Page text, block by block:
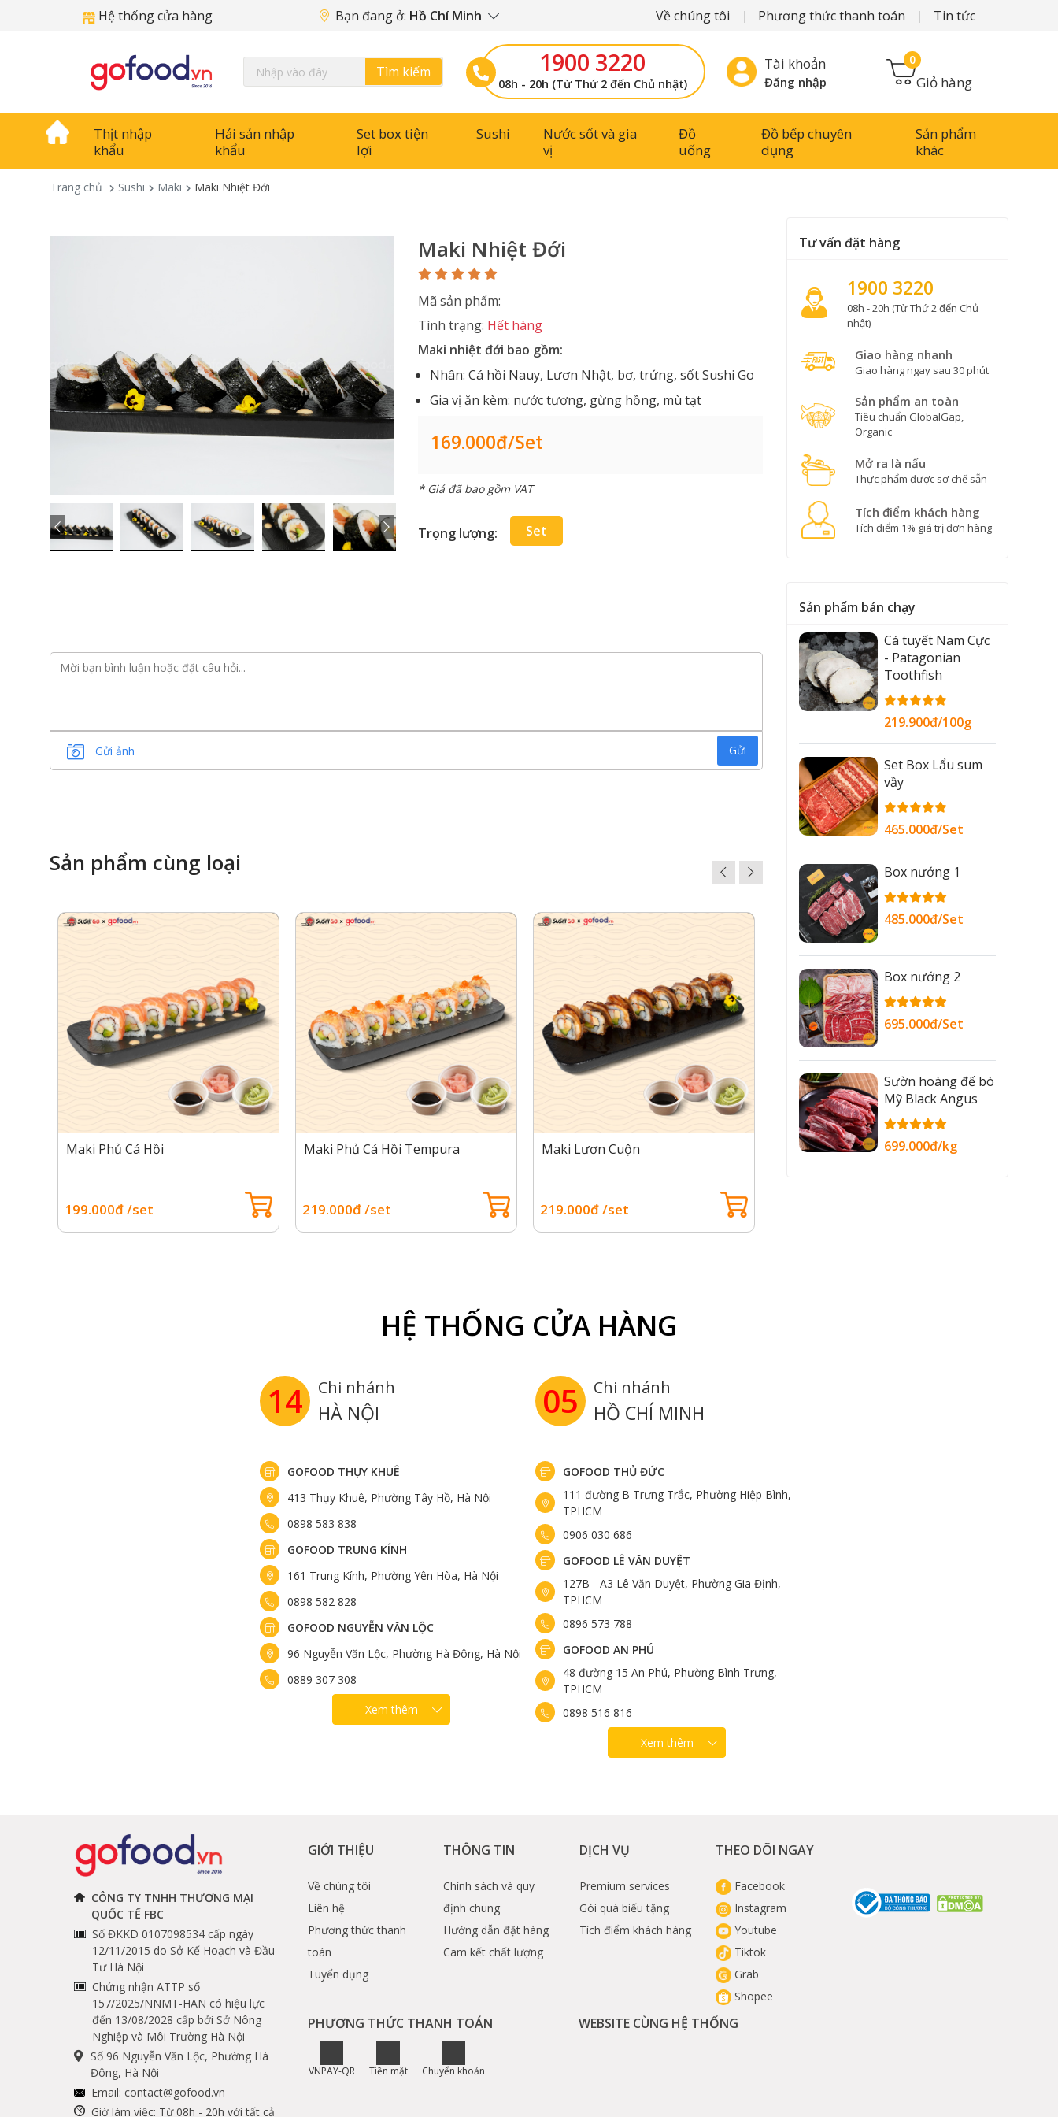
Hệ thống cửa hàng Bạn đang ở: Hồ Chí Minh Về chúng tôi Phương thức thanh toán Tin tức
Tìm kiếm 1900 3220
08h - 20h (Từ Thứ 2 đến Chủ nhật)
Tài khoản
Đăng nhập Giỏ hàng
0
Thịt nhập
khẩu
Hải sản nhập
khẩu
Set box tiện
lợi
Sushi
Nước sốt và gia
vị
Đồ
uống
Đồ bếp chuyên
dụng
Sản phẩm
khác
Trang chủ Sushi Maki Maki Nhiệt Đới
Maki Nhiệt Đới
Mã sản phẩm:
Tình trạng: Hết hàng
Maki nhiệt đới bao gồm:
Nhân: Cá hồi Nauy, Lươn Nhật, bơ, trứng, sốt Sushi Go
Gia vị ăn kèm: nước tương, gừng hồng, mù tạt
169.000đ/set
* Giá đã bao gồm VAT
Trọng lượng: Set
Gửi ảnh Gửi
Sản phẩm cùng loại
Maki Phủ Cá Hồi
199.000đ /set
Maki Phủ Cá Hồi Tempura
219.000đ /set
Maki Lươn Cuộn
219.000đ /set
Maki Ngũ Sắc
Tư vấn đặt hàng
1900 3220
08h - 20h (Từ Thứ 2 đến Chủ
nhật)
Giao hàng nhanh
Giao hàng ngay sau 30 phút
Sản phẩm an toàn
Tiêu chuẩn GlobalGap,
Organic
Mở ra là nấu
Thực phẩm được sơ chế sẵn
Tích điểm khách hàng
Tích điểm 1% giá trị đơn hàng
Sản phẩm bán chạy
Cá tuyết Nam Cực
- Patagonian
Toothfish
219.900đ/100g
Set Box Lẩu sum
vầy
465.000đ/Set
Box nướng 1
485.000đ/Set
Box nướng 2
695.000đ/Set
Sườn hoàng đế bò
Mỹ Black Angus
699.000đ/kg
HỆ THỐNG CỬA HÀNG
14 Chi nhánh
HÀ NỘI
GOFOOD THỤY KHUÊ
413 Thụy Khuê, Phường Tây Hồ, Hà Nội
0898 583 838
GOFOOD TRUNG KÍNH
161 Trung Kính, Phường Yên Hòa, Hà Nội
0898 582 828
GOFOOD NGUYỄN VĂN LỘC
96 Nguyễn Văn Lộc, Phường Hà Đông, Hà Nội
0889 307 308
Xem thêm
05 Chi nhánh
HỒ CHÍ MINH
GOFOOD THỦ ĐỨC
111 đường B Trưng Trắc, Phường Hiệp Bình,
TPHCM
0906 030 686
GOFOOD LÊ VĂN DUYỆT
127B - A3 Lê Văn Duyệt, Phường Gia Định,
TPHCM
0896 573 788
GOFOOD AN PHÚ
48 đường 15 An Phú, Phường Bình Trưng,
TPHCM
0898 516 816
Xem thêm
CÔNG TY TNHH THƯƠNG MẠI
QUỐC TẾ FBC
Số ĐKKD 0107098534 cấp ngày
12/11/2015 do Sở Kế Hoạch và Đầu
Tư Hà Nội
Chứng nhận ATTP số
157/2025/NNMT-HAN có hiệu lực
đến 13/08/2028 cấp bởi Sở Nông
Nghiệp và Môi Trường Hà Nội
Số 96 Nguyễn Văn Lộc, Phường Hà
Đông, Hà Nội
Email: contact@gofood.vn
Giờ làm việc: Từ 08h - 20h với tất cả
GIỚI THIỆU
Về chúng tôi
Liên hệ
Phương thức thanh
toán
Tuyển dụng
THÔNG TIN
Chính sách và quy
định chung
Hướng dẫn đặt hàng
Cam kết chất lượng
DỊCH VỤ
Premium services
Gói quà biếu tặng
Tích điểm khách hàng
THEO DÕI NGAY
Facebook
Instagram
Youtube
Tiktok
Grab
Shopee
PHƯƠNG THỨC THANH TOÁN
VNPAY-QR Tiền mặt Chuyển khoản
WEBSITE CÙNG HỆ THỐNG